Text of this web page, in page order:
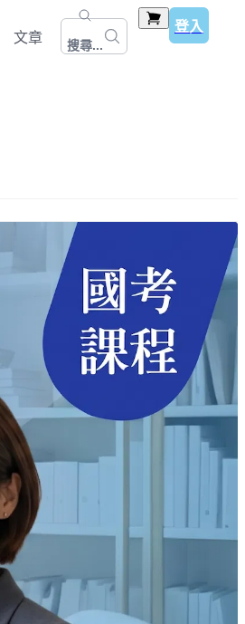
文章 搜尋...
登入